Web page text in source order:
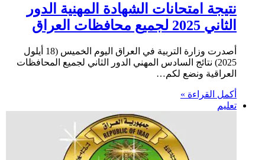
نتيجة امتحانات الشهادة المهنية الدور
الثاني 2025 لجميع محافظات العراق
أصدرت وزارة التربية في العراق اليوم الخميس (18 أيلول
2025) نتائج السادس المهني الدور الثاني لجميع المحافظات
العراقية ونضع لكم…
أكمل القراءة »
تعليم